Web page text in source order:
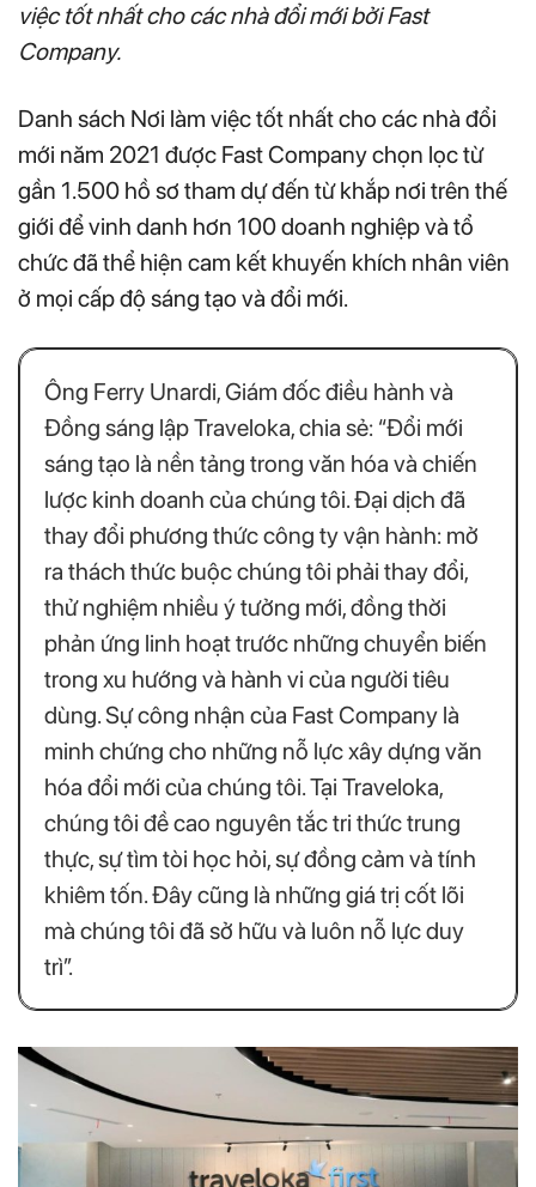
việc tốt nhất cho các nhà đổi mới bởi Fast
Company.
Danh sách Nơi làm việc tốt nhất cho các nhà đổi
mới năm 2021 được Fast Company chọn lọc từ
gần 1.500 hồ sơ tham dự đến từ khắp nơi trên thế
giới để vinh danh hơn 100 doanh nghiệp và tổ
chức đã thể hiện cam kết khuyến khích nhân viên
ở mọi cấp độ sáng tạo và đổi mới.
Ông Ferry Unardi, Giám đốc điều hành và
Đồng sáng lập Traveloka, chia sẻ: “Đổi mới
sáng tạo là nền tảng trong văn hóa và chiến
lược kinh doanh của chúng tôi. Đại dịch đã
thay đổi phương thức công ty vận hành: mở
ra thách thức buộc chúng tôi phải thay đổi,
thử nghiệm nhiều ý tưởng mới, đồng thời
phản ứng linh hoạt trước những chuyển biến
trong xu hướng và hành vi của người tiêu
dùng. Sự công nhận của Fast Company là
minh chứng cho những nỗ lực xây dựng văn
hóa đổi mới của chúng tôi. Tại Traveloka,
chúng tôi đề cao nguyên tắc tri thức trung
thực, sự tìm tòi học hỏi, sự đồng cảm và tính
khiêm tốn. Đây cũng là những giá trị cốt lõi
mà chúng tôi đã sở hữu và luôn nỗ lực duy
trì”.